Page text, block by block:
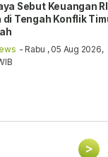
Sebut Keuangan RI
di Tengah Konflik
- Rabu , 05 Aug 2026,
>